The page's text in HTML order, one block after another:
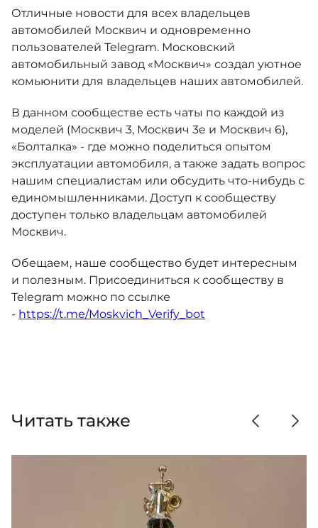
Яркий динамичный седан
от 2 237 000 ₽*
управлением (РУ)
Кроссовер, создающий равные
возможности
от 2 069 000 ₽*
Москвич 8
Практичный семиместный
Кредитные программы
Калькулятор трейд-ин
Страховые программы
Моторное масло
СЕРВИСНЫЕ АКЦИИ
АКСЕССУАРЫ
Правила пользования сайтом
персональных данных
НОВОСТИ
КОНТАКТЫ
Отличные новости для всех владельцев
автомобилей Москвич и одновременно
пользователей Telegram. Московский
автомобильный завод «Москвич» создал уютное
комьюнити для владельцев наших автомобилей.
В данном сообществе есть чаты по каждой из
моделей (Москвич 3, Москвич 3е и Москвич 6),
«Болталка» - где можно поделиться опытом
эксплуатации автомобиля, а также задать вопрос
нашим специалистам или обсудить что-нибудь с
единомышленниками. Доступ к сообществу
доступен только владельцам автомобилей
Москвич.
Обещаем, наше сообщество будет интересным
и полезным. Присоединиться к сообществу в
Telegram можно по ссылке
- https://t.me/Moskvich_Verify_bot
Читать также